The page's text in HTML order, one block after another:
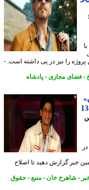
را نیز در پی داشته است. -
مجازی- پادشاه
گزارش دهید تا اصلاح
شاهرخ خان -منبع -حقوق